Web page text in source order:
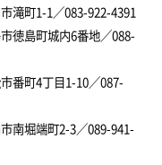
滝町1-1／083-922-4391
徳島町城内6番地／088-
番町4丁目1-10／087-
南堀端町2-3／089-941-